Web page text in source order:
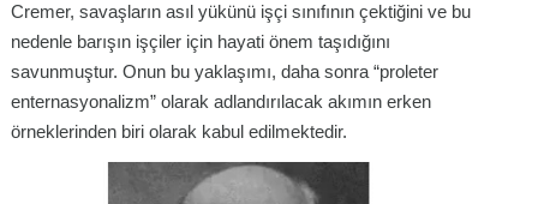
Cremer, savaşların asıl yükünü işçi sınıfının çektiğini ve bu
nedenle barışın işçiler için hayati önem taşıdığını
savunmuştur. Onun bu yaklaşımı, daha sonra “proleter
enternasyonalizm” olarak adlandırılacak akımın erken
örneklerinden biri olarak kabul edilmektedir.